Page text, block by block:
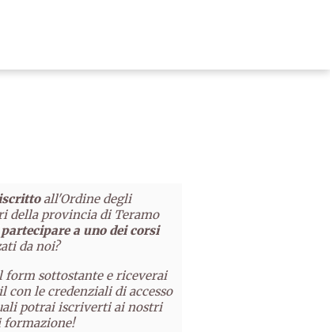
all'Ordine degli
della provincia di Teramo
a uno dei corsi
da noi?
form sottostante e riceverai
con le credenziali di accesso
potrai iscriverti ai nostri